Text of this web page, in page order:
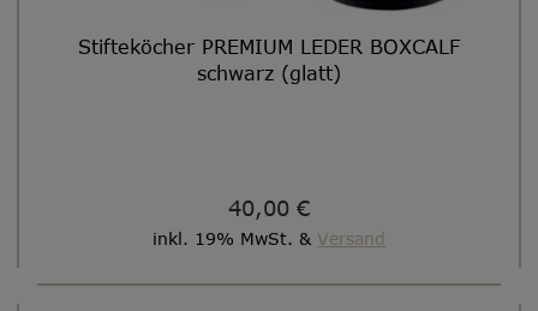
Stifteköcher PREMIUM LEDER BOXCALF
schwarz (glatt)
40,00 €
inkl. 19% MwSt. & Versand